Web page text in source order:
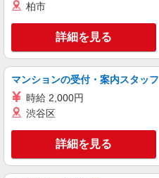
柏市
詳細を見る
マンションの受付・案内スタッフ
時給 2,000円
渋谷区
詳細を見る